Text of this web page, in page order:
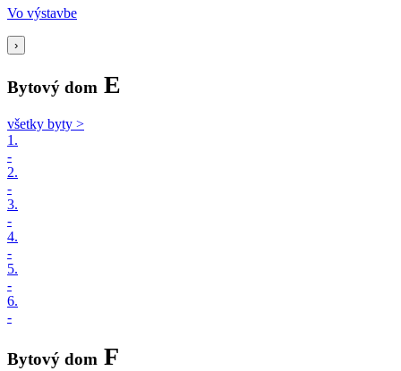
Vo výstavbe
›
Bytový dom E
všetky byty >
1.
-
2.
-
3.
-
4.
-
5.
-
6.
-
Bytový dom F